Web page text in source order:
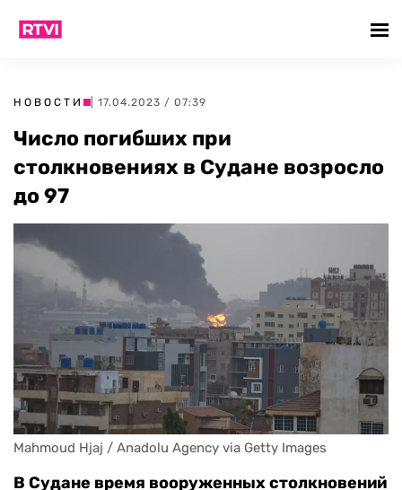
НОВОСТИ | 17.04.2023 / 07:39
Число погибших при
столкновениях в Судане возросло
до 97
Mahmoud Hjaj / Anadolu Agency via Getty Images
В Судане время вооруженных столкновений